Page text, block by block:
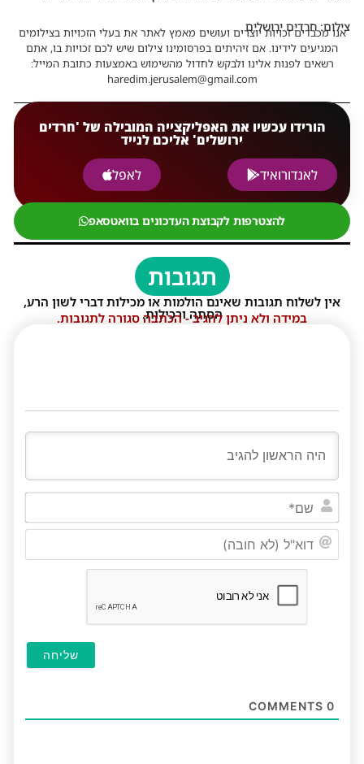
צילום: חרדים ירושלים
אנו מכבדים זכויות יוצרים ועושים מאמץ לאתר את בעלי הזכויות בצילומים
המגיעים לידינו. אם זיהיתים בפרסומינו צילום שיש לכם זכויות בו, אתם
רשאים לפנות אלינו ולבקש לחדול מהשימוש באמצעות כתובת המייל:
haredim.jerusalem@gmail.com
הורידו עכשיו את האפליקצייה המובילה של 'חרדים
ירושלים' אליכם לנייד
לאנדורואיד
לאפל
להצטרפות לקבוצת העדכונים בוואטסאפ
תגובות
אין לשלוח תגובות שאינם הולמות או מכילות דברי לשון הרע,
הסתה ורכילות.
במידה ולא ניתן להגיב - הכתבה סגורה לתגובות.
0